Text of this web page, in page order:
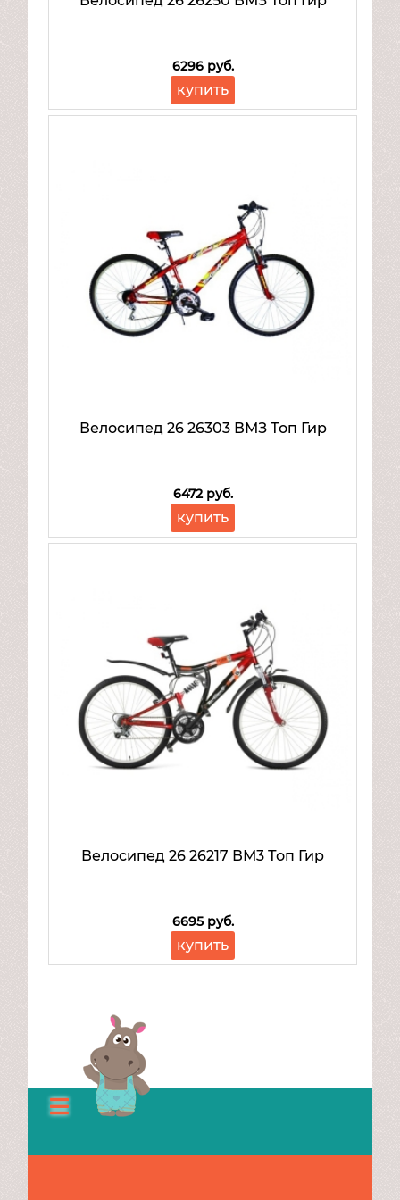
6296 руб.
купить
Велосипед 26 26303 ВМЗ Топ Гир
6472 руб.
купить
Велосипед 26 26217 ВМ3 Топ Гир
6695 руб.
купить